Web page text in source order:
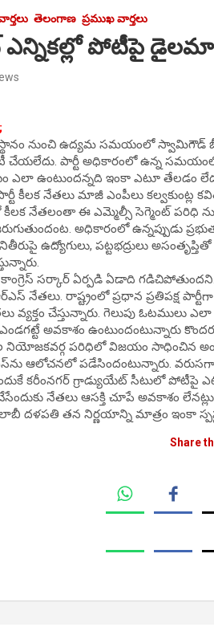
తెలంగాణ ప్రముఖ వార్తలు
ఎన్నికల్లో పోటీపై డైలమా
నుంచి ఉద్యమ సమయంలో స్వామిగౌడ్
చేయలేదు. పార్టీ అధికారంలో ఉన్న సమయంలో
ఎలా ఉంటుందన్నది ఇంకా ఎటూ తేలడం
కీలక నేతలు మాజీ ఎంపీలు కల్వకుంట్ల
కీలక నేతలంతా ఈ ఎమ్మెల్సీ సెగ్మెంట్‌ పరిధి
అధికారంలో ఉన్నప్పుడు
పనితీరుపై ఉద్యోగులు, పట్టభద్రులు
సర్కార్‌ ఏర్పడి ఏడాది
నేతలు. రాష్ట్రంలో ప్రధాన ప్రతిపక్ష
వ్యక్తం చేస్తున్నారు. గెలుపు ఓటములు
ఎండగట్టే అవకాశం ఉంటుందంటున్నారు
నియోజకవర్గ పరిధిలో విజయం సాధించిన
ఆలోచనలో పడేసిందంటున్నారు. వరుసగా
కరీంనగర్ గ్రాడ్యుయేట్ సీటులో పోటీపై
నేతలు ఆసక్తి చూపే అవకాశం
దళపతి తన నిర్ణయాన్ని మాత్రం ఇంకా
Share